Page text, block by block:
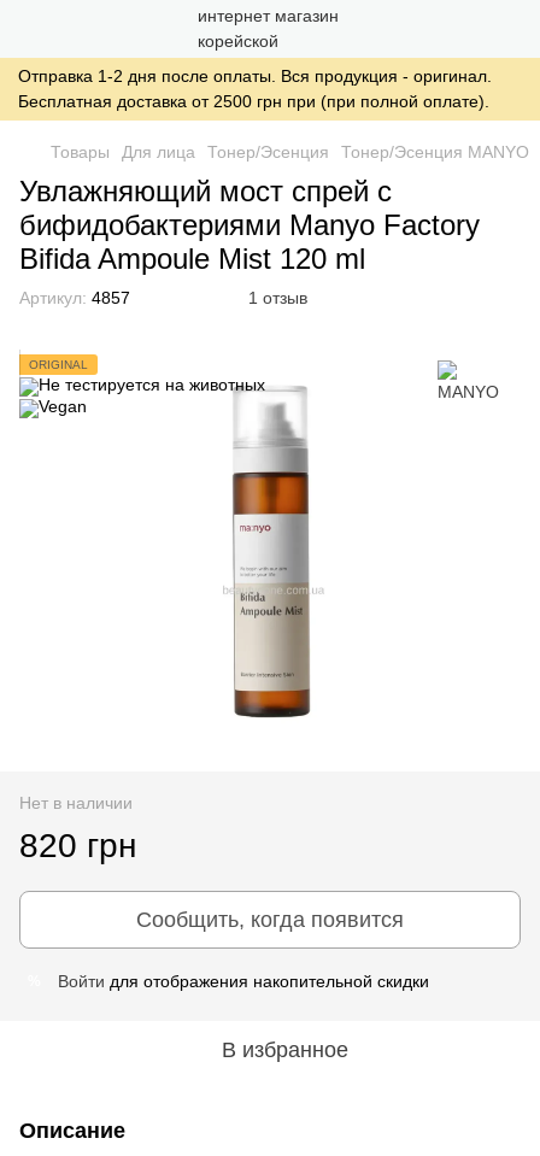
Отправка 1-2 дня после оплаты. Вся продукция - оригинал.
Бесплатная доставка от 2500 грн при (при полной оплате).
Товары Для лица Тонер/Эсенция Тонер/Эсенция MANYO
Увлажняющий мост спрей с
бифидобактериями Manyo Factory
Bifida Ampoule Mist 120 ml
Артикул: 4857 1 отзыв
ORIGINAL
Нет в наличии
820 грн
Сообщить, когда появится
Войти для отображения накопительной скидки
В избранное
Описание